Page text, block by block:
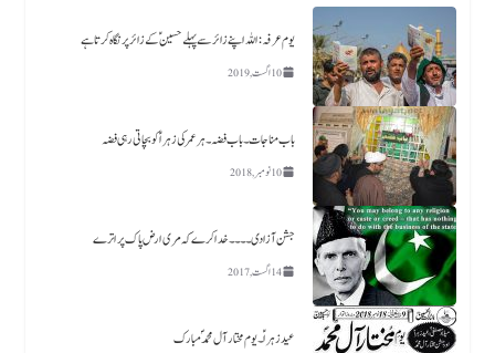
یوم عرفہ :اللہ اپنے زائر سے پہلے حسینؑ کے زائر پر نگاہ کرتا ہے
10 اگست, 2019
باب مناجات ۔باب فضہ ۔ ہر عمر کی زہرا ؑ کو بچاتی رہی فضہ
10 نومبر, 2018
جشن آزادی ۔۔۔۔خدا کرے کہ مری ارض پاک پر اترے
14 اگست, 2017
عید زہراؑ ۔ یوم مختار آل محمد ؐ مبارک